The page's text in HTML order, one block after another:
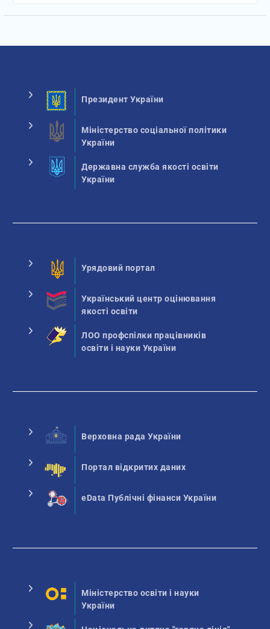
Президент України
Міністерство соціальної політики
України
Державна служба якості освіти
України
Урядовий портал
Український центр оцінювання
якості освіти
ЛОО профспілки працівників
освіти і науки України
Верховна рада України
Портал відкритих даних
eData Публічні фінанси України
Міністерство освіти і науки
України